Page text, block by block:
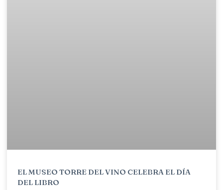
EL MUSEO TORRE DEL VINO CELEBRA EL DÍA
DEL LIBRO